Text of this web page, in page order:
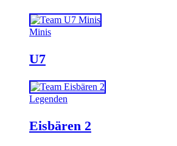
Minis
U7
Legenden
Eisbären 2